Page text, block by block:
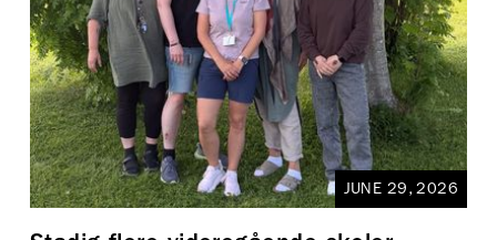
JUNE 29, 2026